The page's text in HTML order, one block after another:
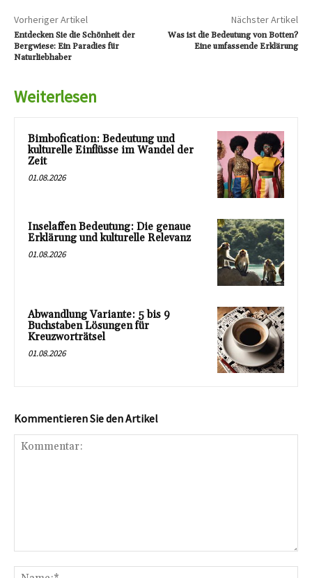
Vorheriger Artikel
Entdecken Sie die Schönheit der
Bergwiese: Ein Paradies für
Naturliebhaber
Nächster Artikel
Was ist die Bedeutung von Botten?
Eine umfassende Erklärung
Weiterlesen
Bimbofication: Bedeutung und
kulturelle Einflüsse im Wandel der
Zeit
01.08.2026
Inselaffen Bedeutung: Die genaue
Erklärung und kulturelle Relevanz
01.08.2026
Abwandlung Variante: 5 bis 9
Buchstaben Lösungen für
Kreuzworträtsel
01.08.2026
Kommentieren Sie den Artikel